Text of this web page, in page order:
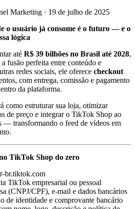
Marketing · 19 de julho de 2025
o usuário já consome é o futuro — e o
lógica
até R$ 39 bilhões no Brasil até 2028,
fusão perfeita entre conteúdo e
redes sociais, ele oferece checkout
com entrega, comissão e pagamento
da plataforma.
como estruturar sua loja, otimizar
de preço e integrar o TikTok Shop ao
— transformando o feed de vídeos em
TikTok Shop do zero
br.tiktok.com
TikTok empresarial ou pessoal
(CNPJ/CPF), e-mail e dados bancários
de identidade e comprovante bancário